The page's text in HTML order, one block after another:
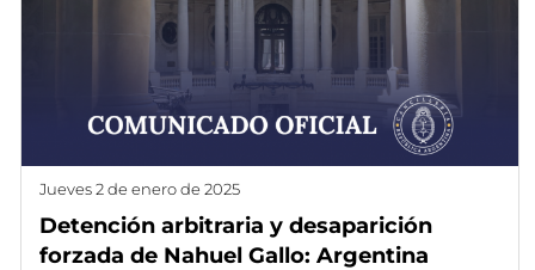
jueves 2 de enero de 2025
Detención arbitraria y desaparición
forzada de Nahuel Gallo: Argentina